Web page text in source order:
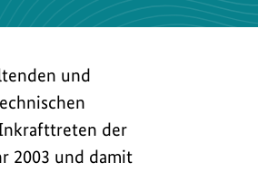
und
der
2003 und damit